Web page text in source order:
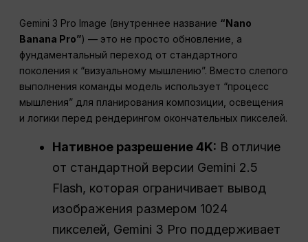
Gemini 3 Pro Image (внутреннее название “Nano
Banana Pro”) — это не просто обновление, а
фундаментальный переход от стандартного
поколения к “визуальному мышлению”. Вместо слепого
выполнения команды модель использует “процесс
мышления” для планирования композиции, освещения
и логики перед рендерингом окончательных пикселей.
Нативное разрешение 4K: В отличие
от стандартной версии Gemini 2.5
Flash, которая ограничивает вывод
изображения размером 1024
пикселей, Gemini 3 Pro поддерживает